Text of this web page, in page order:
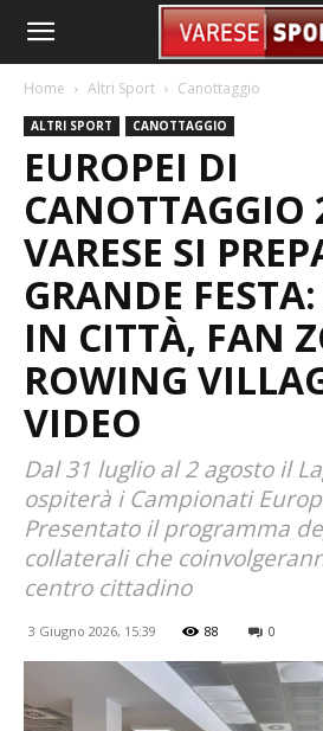
Home Altri Sport Canottaggio
ALTRI SPORT CANOTTAGGIO
EUROPEI DI
CANOTTAGGIO
VARESE SI
GRANDE
IN CITTÀ, FAN
ROWING
VIDEO
Dal 31 luglio al 2 agosto il
ospiterà i Campionati
Presentato il programma
collaterali che
centro cittadino
3 Giugno 2026, 15:39 88 0